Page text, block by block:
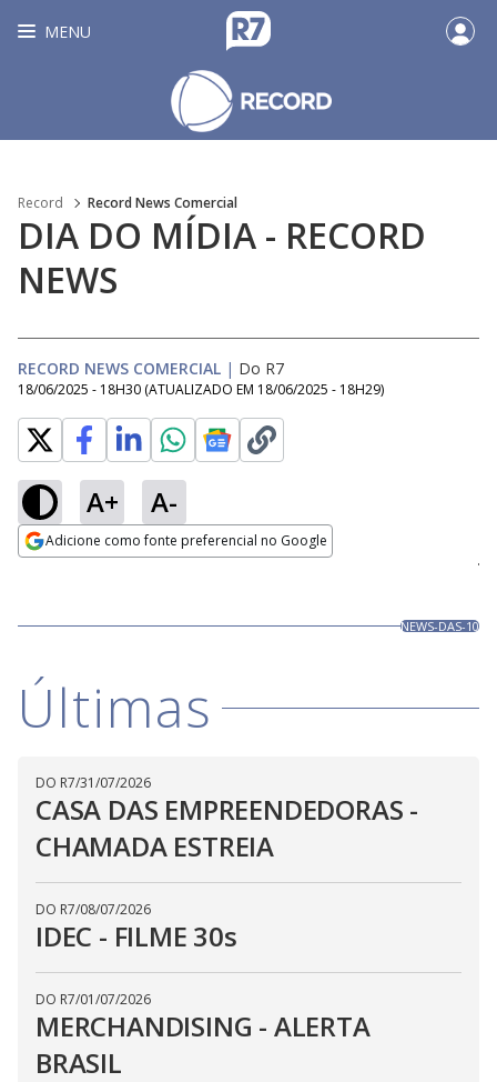
MENU
Record Record News Comercial
DIA DO MÍDIA - RECORD
NEWS
RECORD NEWS COMERCIAL | Do R7
18/06/2025 - 18H30 (ATUALIZADO EM 18/06/2025 - 18H29)
A+ A-
Adicione como fonte preferencial no Google
Ativar
100.00%
NEWS-DAS-10
Últimas
DO R7/31/07/2026
CASA DAS EMPREENDEDORAS -
CHAMADA ESTREIA
DO R7/08/07/2026
IDEC - FILME 30s
DO R7/01/07/2026
MERCHANDISING - ALERTA
BRASIL